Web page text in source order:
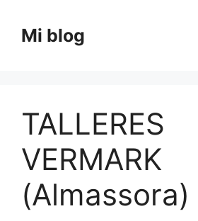
contenido
Mi blog
TALLERES
VERMARK
(Almassora)